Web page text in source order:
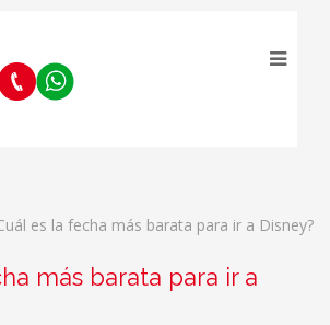
es la fecha más barata para ir a Disney?
más barata para ir a